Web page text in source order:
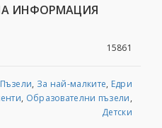
ИНФОРМАЦИЯ
15861
Пъзели, За най-малките, Едри
, Образователни пъзели,
Детски